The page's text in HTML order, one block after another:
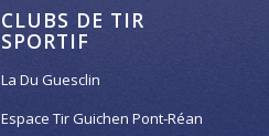
CLUBS DE TIR
SPORTIF
La Du Guesclin
Espace Tir Guichen Pont-Réan